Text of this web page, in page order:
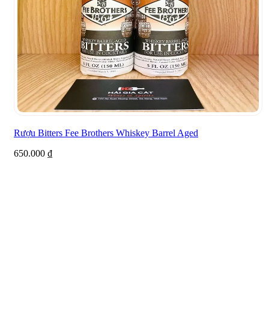
Rượu Bitters Fee Brothers Whiskey Barrel Aged
650.000 ₫